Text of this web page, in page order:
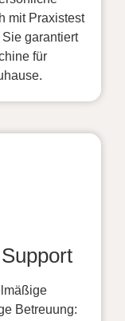
mit Praxistest
garantiert
für
Betreuung: